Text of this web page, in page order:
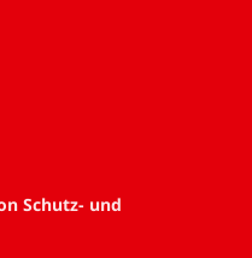
Schutz- und